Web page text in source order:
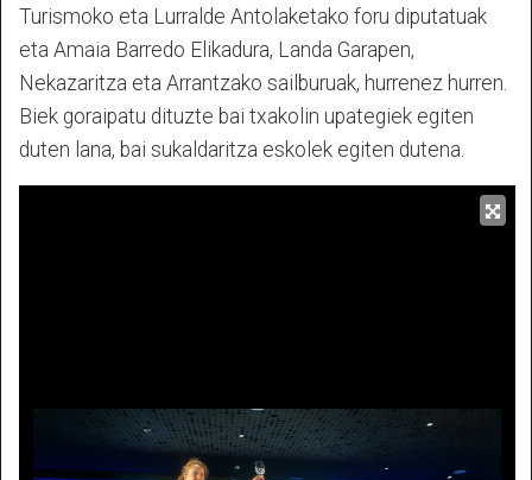
Turismoko eta Lurralde Antolaketako foru diputatuak
eta Amaia Barredo Elikadura, Landa Garapen,
Nekazaritza eta Arrantzako sailburuak, hurrenez hurren.
Biek goraipatu dituzte bai txakolin upategiek egiten
duten lana, bai sukaldaritza eskolek egiten dutena.